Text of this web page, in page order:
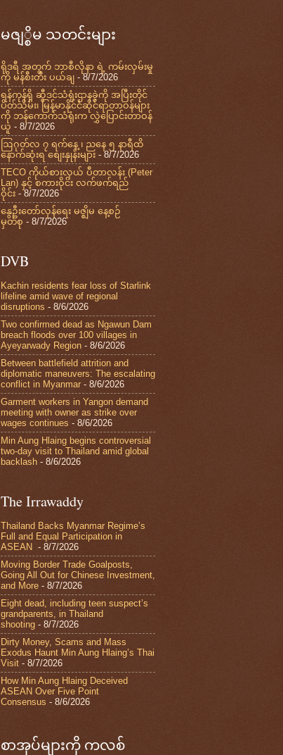
မဇျ္စိမ သတင်းများ
ရိုဒရီ အတွက် ဘာစီလိုနာ ရဲ့ ကမ်းလှမ်းမှု
ကို မန်စီးတီး ပယ်ချ - 8/7/2026
ရန်ကုန်ရှိ ဆွီဒင်သံရုံးဌာနခွဲကို အပြီးတိုင်
ပိတ်သိမ်း၊ မြန်မာနိုင်ငံဆိုင်ရာတာဝန်များ
ကို ဘန်ကောက်သံရုံးက လွှဲပြောင်းတာဝန်
ယူ - 8/7/2026
ဩဂုတ်လ ၇ ရက်နေ့ ၊ ညနေ ၅ နာရီထိ
နောက်ဆုံးရ စျေးနှုန်းများ - 8/7/2026
TECO ကိုယ်စားလှယ် ပီတာလန်း (Peter
Lan) နှင့် စကားဝိုင်း လက်ဖက်ရည်
ဝိုင်း - 8/7/2026
နွေဦးတော်လှန်ရေး မဇ္ဈိမ နေ့စဉ်
မှတ်စု - 8/7/2026
DVB
Kachin residents fear loss of Starlink
lifeline amid wave of regional
disruptions - 8/6/2026
Two confirmed dead as Ngawun Dam
breach floods over 100 villages in
Ayeyarwady Region - 8/6/2026
Between battlefield attrition and
diplomatic maneuvers: The escalating
conflict in Myanmar - 8/6/2026
Garment workers in Yangon demand
meeting with owner as strike over
wages continues - 8/6/2026
Min Aung Hlaing begins controversial
two-day visit to Thailand amid global
backlash - 8/6/2026
The Irrawaddy
Thailand Backs Myanmar Regime’s
Full and Equal Participation in
ASEAN - 8/7/2026
Moving Border Trade Goalposts,
Going All Out for Chinese Investment,
and More - 8/7/2026
Eight dead, including teen suspect’s
grandparents, in Thailand
shooting - 8/7/2026
Dirty Money, Scams and Mass
Exodus Haunt Min Aung Hlaing’s Thai
Visit - 8/7/2026
How Min Aung Hlaing Deceived
ASEAN Over Five Point
Consensus - 8/6/2026
စာအုပ်များကို ကလစ်